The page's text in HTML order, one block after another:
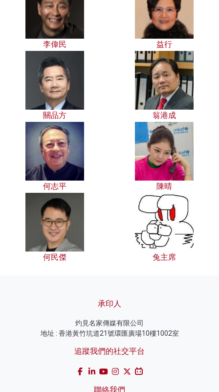
李偉民 益行
關品方 翁港成
何志平 陳晴
何民傑 兔主席
承印人
灼見名家傳媒有限公司
地址 : 香港黃竹坑道21號環匯廣場10樓1002室
追蹤我們的社交平台
聯絡我們